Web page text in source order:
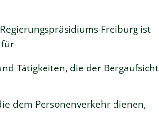
Freiburg ist
für
Tätigkeiten, die der Bergaufsicht
dem Personenverkehr dienen,